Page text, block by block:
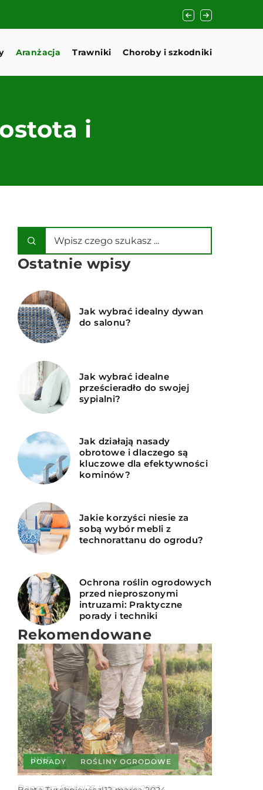
Jak zaaranżować
Aranżacja Trawniki Choroby i szkodniki
i
Ostatnie wpisy
Jak wybrać idealny dywan
do salonu?
Jak wybrać idealne
prześcieradło do swojej
sypialni?
Jak działają nasady
obrotowe i dlaczego są
kluczowe dla efektywności
kominów?
Jakie korzyści niesie za
sobą wybór mebli z
technorattanu do ogrodu?
Ochrona roślin ogrodowych
przed nieproszonymi
intruzami: Praktyczne
porady i techniki
Rekomendowane
PORADY ROŚLINY OGRODOWE
INNE